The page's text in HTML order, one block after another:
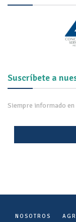
Suscríbete a
Siempre informado
NOSOTROS